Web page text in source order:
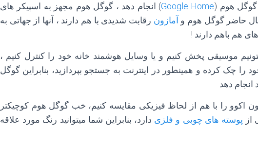
گوگل هوم (Google Home) انجام دهد ، گوگل هوم مجهز به اسپیکر های
حاضر گوگل هوم و آمازون رقابت شدیدی با هم دارند ، آنها از جهاتی به
هم باهم دارند !
موسیقی پخش کنیم و یا وسایل هوشمند خانه خود را کنترل کنیم ،
را چک کرده و همینطور در اینترنت به جستجو بپردازید، بنابراین گوگل
انجام دهد
اکوو را با هم از لحاظ فیزیکی مقایسه کنیم، خب گوگل هوم کوچیکتر
پوسته های چوبی و فلزی دارد، بنابراین شما میتوانید رنگ مورد علاقه